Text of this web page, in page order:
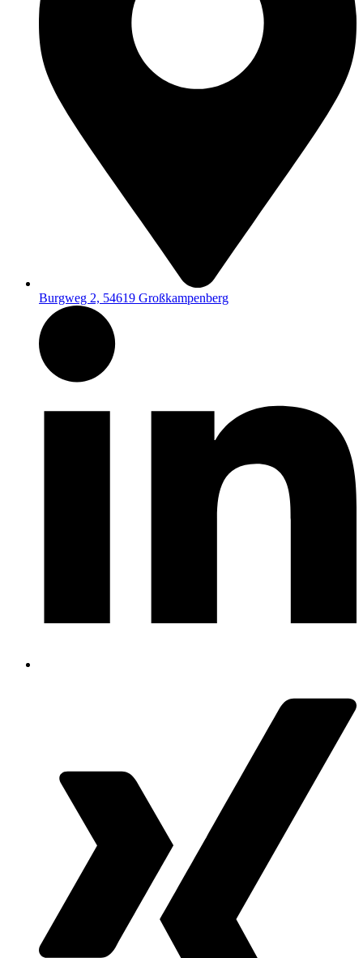
Burgweg 2, 54619 Großkampenberg